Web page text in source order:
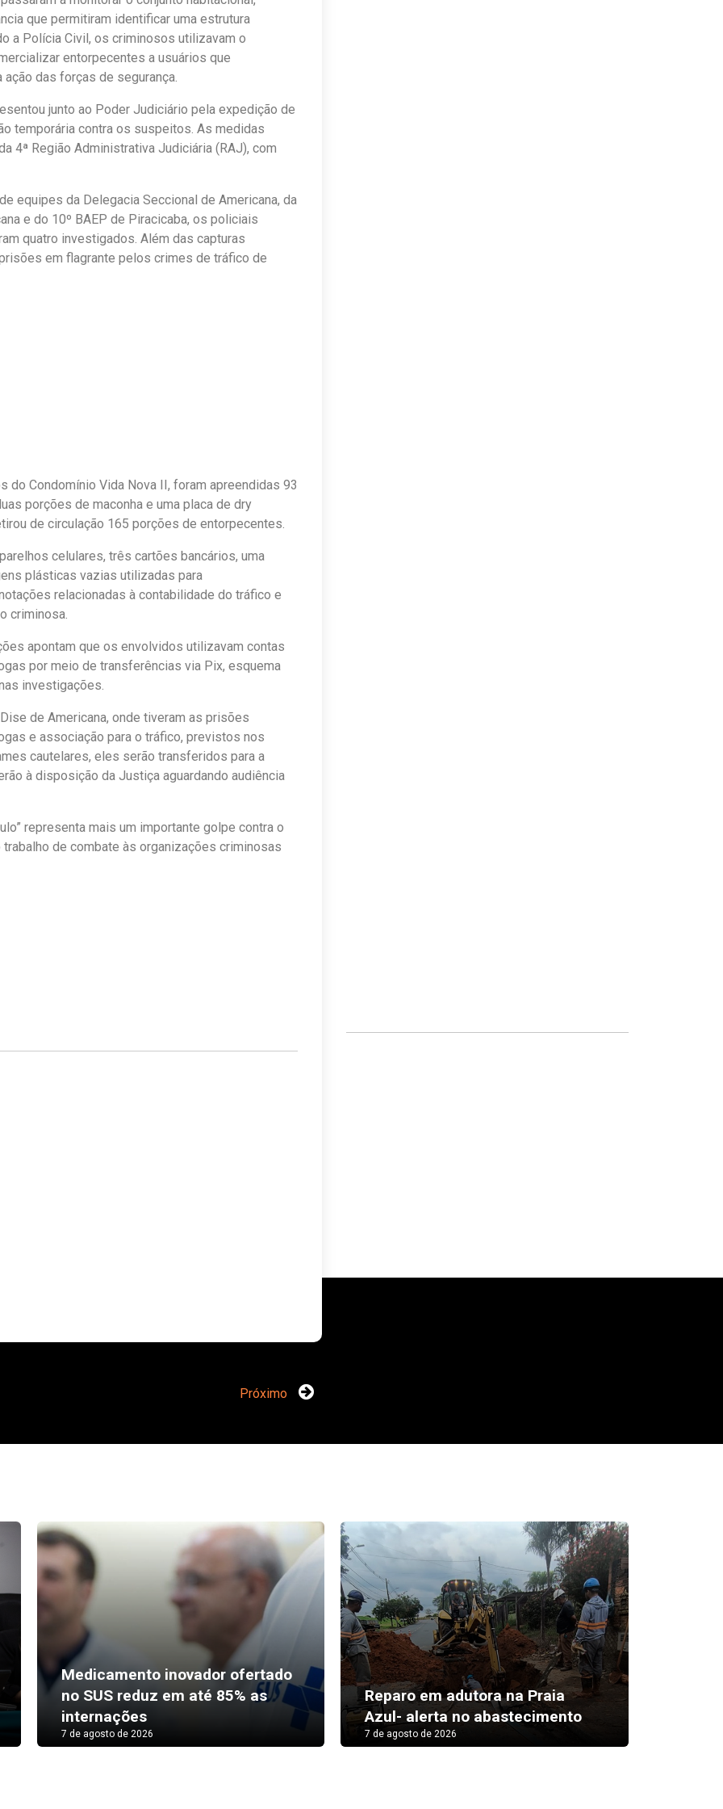
que permitiram identificar uma estrutura
a Polícia Civil, os criminosos utilizavam o
entorpecentes a usuários que
das forças de segurança.
junto ao Poder Judiciário pela expedição de
temporária contra os suspeitos. As medidas
4ª Região Administrativa Judiciária (RAJ), com
equipes da Delegacia Seccional de Americana, da
e do 10º BAEP de Piracicaba, os policiais
quatro investigados. Além das capturas
em flagrante pelos crimes de tráfico de
do Condomínio Vida Nova II, foram apreendidas 93
porções de maconha e uma placa de dry
de circulação 165 porções de entorpecentes.
celulares, três cartões bancários, uma
plásticas vazias utilizadas para
relacionadas à contabilidade do tráfico e
criminosa.
apontam que os envolvidos utilizavam contas
por meio de transferências via Pix, esquema
investigações.
de Americana, onde tiveram as prisões
e associação para o tráfico, previstos nos
cautelares, eles serão transferidos para a
à disposição da Justiça aguardando audiência
representa mais um importante golpe contra o
de combate às organizações criminosas
Próximo
Medicamento inovador ofertado
no SUS reduz em até 85% as
internações
7 de agosto de 2026
Reparo em adutora na Praia
Azul- alerta no abastecimento
7 de agosto de 2026